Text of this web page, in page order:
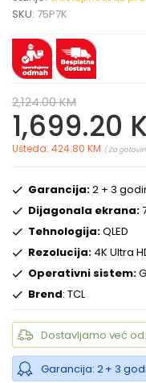
SKU: 75P7K
2,124.00 KM
1,699.20
Ušteda: 424.80 KM ( Za
Garancija:2 + 3
Dijagonala ekrana:
Tehnologija:QLED
Rezolucija: 4K Ultra
Operativni sistem:
Brend: TCL
Dostavljamo već
Garancija: 2 + 3